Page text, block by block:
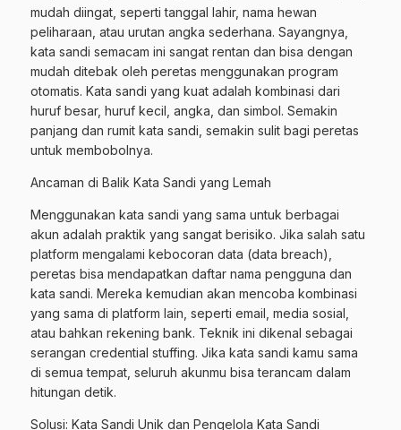
mudah diingat, seperti tanggal lahir, nama hewan
peliharaan, atau urutan angka sederhana. Sayangnya,
kata sandi semacam ini sangat rentan dan bisa dengan
mudah ditebak oleh peretas menggunakan program
otomatis. Kata sandi yang kuat adalah kombinasi dari
huruf besar, huruf kecil, angka, dan simbol. Semakin
panjang dan rumit kata sandi, semakin sulit bagi peretas
untuk membobolnya.
Ancaman di Balik Kata Sandi yang Lemah
Menggunakan kata sandi yang sama untuk berbagai
akun adalah praktik yang sangat berisiko. Jika salah satu
platform mengalami kebocoran data (data breach),
peretas bisa mendapatkan daftar nama pengguna dan
kata sandi. Mereka kemudian akan mencoba kombinasi
yang sama di platform lain, seperti email, media sosial,
atau bahkan rekening bank. Teknik ini dikenal sebagai
serangan credential stuffing. Jika kata sandi kamu sama
di semua tempat, seluruh akunmu bisa terancam dalam
hitungan detik.
Solusi: Kata Sandi Unik dan Pengelola Kata Sandi